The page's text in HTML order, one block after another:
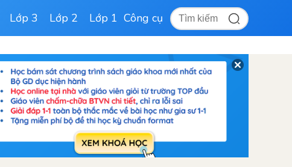
Lớp 3 Lớp 2 Lớp 1 Công cụ